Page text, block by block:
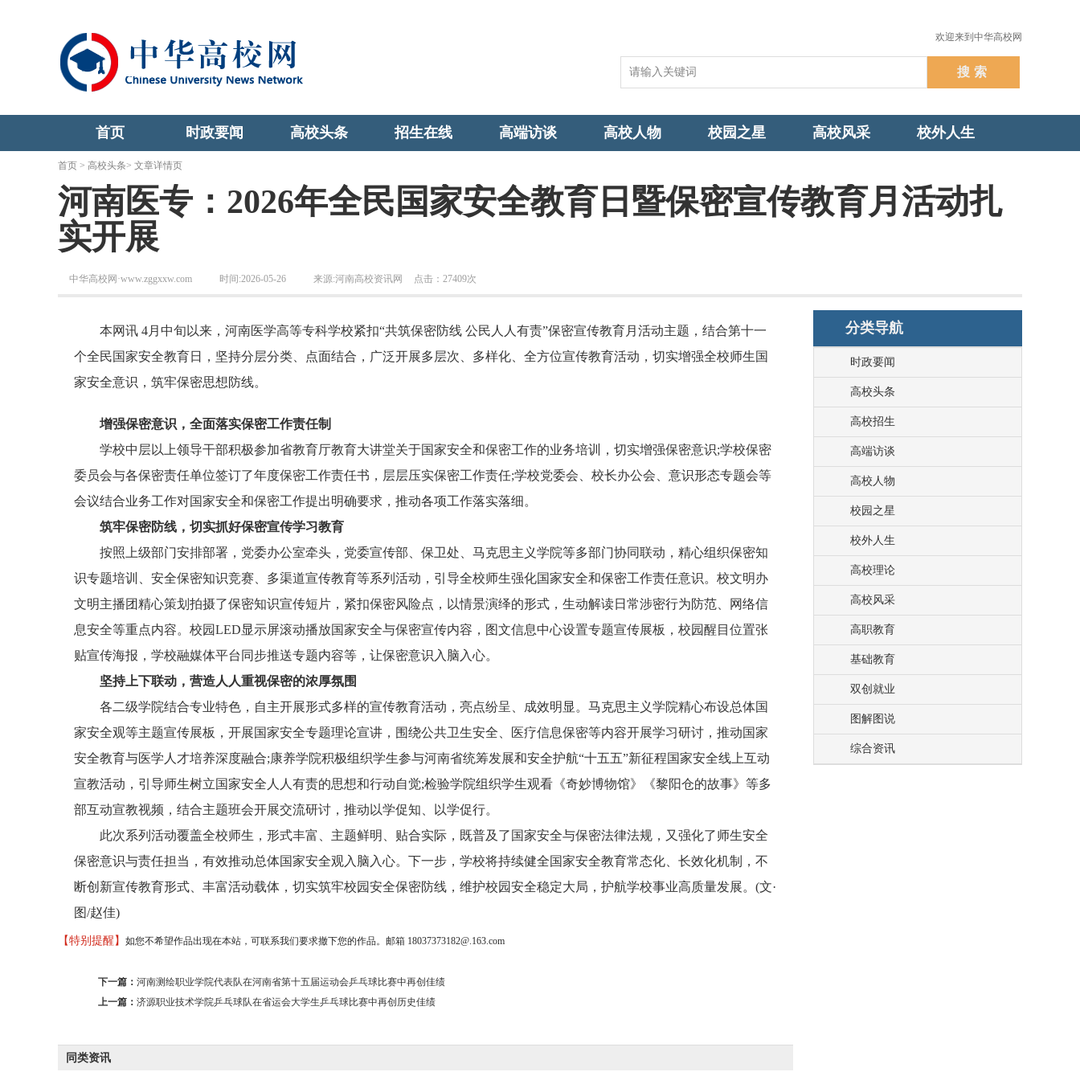
欢迎来到中华高校网
首页 时政要闻 高校头条 招生在线 高端访谈 高校人物 校园之星 高校风采 校外人生
首页 > 高校头条> 文章详情页
河南医专：2026年全民国家安全教育日暨保密宣传教育月活动扎
实开展
中华高校网·www.zggxxw.com 时间:2026-05-26 来源:河南高校资讯网 点击： 27409次
本网讯 4月中旬以来，河南医学高等专科学校紧扣“共筑保密防线 公民人人有责”保密宣传教育月活动主题，结合第十一
个全民国家安全教育日，坚持分层分类、点面结合，广泛开展多层次、多样化、全方位宣传教育活动，切实增强全校师生国
家安全意识，筑牢保密思想防线。
增强保密意识，全面落实保密工作责任制
学校中层以上领导干部积极参加省教育厅教育大讲堂关于国家安全和保密工作的业务培训，切实增强保密意识;学校保密
委员会与各保密责任单位签订了年度保密工作责任书，层层压实保密工作责任;学校党委会、校长办公会、意识形态专题会等
会议结合业务工作对国家安全和保密工作提出明确要求，推动各项工作落实落细。
筑牢保密防线，切实抓好保密宣传学习教育
按照上级部门安排部署，党委办公室牵头，党委宣传部、保卫处、马克思主义学院等多部门协同联动，精心组织保密知
识专题培训、安全保密知识竞赛、多渠道宣传教育等系列活动，引导全校师生强化国家安全和保密工作责任意识。校文明办
文明主播团精心策划拍摄了保密知识宣传短片，紧扣保密风险点，以情景演绎的形式，生动解读日常涉密行为防范、网络信
息安全等重点内容。校园LED显示屏滚动播放国家安全与保密宣传内容，图文信息中心设置专题宣传展板，校园醒目位置张
贴宣传海报，学校融媒体平台同步推送专题内容等，让保密意识入脑入心。
坚持上下联动，营造人人重视保密的浓厚氛围
各二级学院结合专业特色，自主开展形式多样的宣传教育活动，亮点纷呈、成效明显。马克思主义学院精心布设总体国
家安全观等主题宣传展板，开展国家安全专题理论宣讲，围绕公共卫生安全、医疗信息保密等内容开展学习研讨，推动国家
安全教育与医学人才培养深度融合;康养学院积极组织学生参与河南省统筹发展和安全护航“十五五”新征程国家安全线上互动
宣教活动，引导师生树立国家安全人人有责的思想和行动自觉;检验学院组织学生观看《奇妙博物馆》《黎阳仓的故事》等多
部互动宣教视频，结合主题班会开展交流研讨，推动以学促知、以学促行。
此次系列活动覆盖全校师生，形式丰富、主题鲜明、贴合实际，既普及了国家安全与保密法律法规，又强化了师生安全
保密意识与责任担当，有效推动总体国家安全观入脑入心。下一步，学校将持续健全国家安全教育常态化、长效化机制，不
断创新宣传教育形式、丰富活动载体，切实筑牢校园安全保密防线，维护校园安全稳定大局，护航学校事业高质量发展。(文·
图/赵佳)
【特别提醒】 如您不希望作品出现在本站，可联系我们要求撤下您的作品。邮箱 18037373182@.163.com
下一篇： 河南测绘职业学院代表队在河南省第十五届运动会乒乓球比赛中再创佳绩
上一篇： 济源职业技术学院乒乓球队在省运会大学生乒乓球比赛中再创历史佳绩
同类资讯
分类导航
时政要闻
高校头条
高校招生
高端访谈
高校人物
校园之星
校外人生
高校理论
高校风采
高职教育
基础教育
双创就业
图解图说
综合资讯